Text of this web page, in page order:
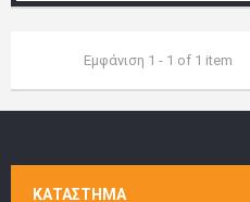
Εμφάνιση 1 - 1 of 1 item
ΚΑΤΆΣΤΗΜΑ